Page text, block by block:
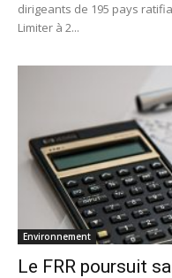
dirigeants de 195 pays
Limiter à 2...
Environnement
Le FRR poursuit